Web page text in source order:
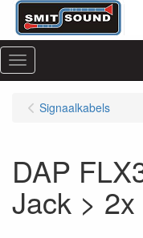
Menu
Signaalkabels
DAP
Jack >